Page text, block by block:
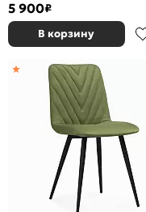
5 900₽
В корзину